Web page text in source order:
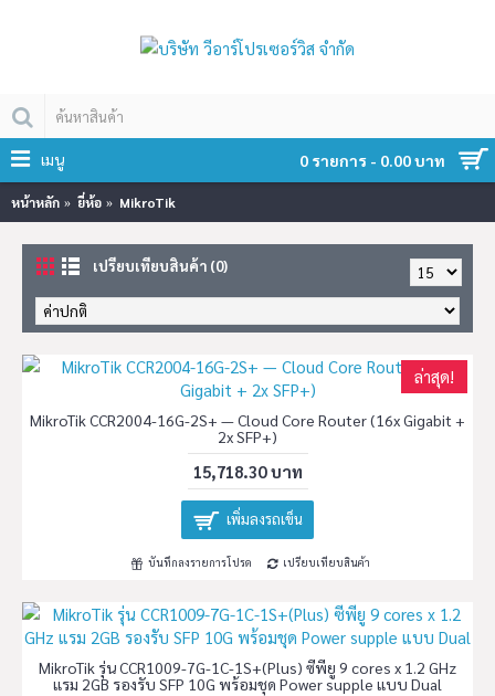
0 รายการ - 0.00 บาท
เมนู
หน้าหลัก ยี่ห้อ MikroTik
เปรียบเทียบสินค้า (0)
ล่าสุด!
MikroTik CCR2004-16G-2S+ — Cloud Core Router (16x Gigabit +
2x SFP+)
15,718.30 บาท
เพิ่มลงรถเข็น
บันทึกลงรายการโปรด เปรียบเทียบสินค้า
MikroTik รุ่น CCR1009-7G-1C-1S+(Plus) ซีพียู 9 cores x 1.2 GHz
แรม 2GB รองรับ SFP 10G พร้อมชุด Power supple แบบ Dual